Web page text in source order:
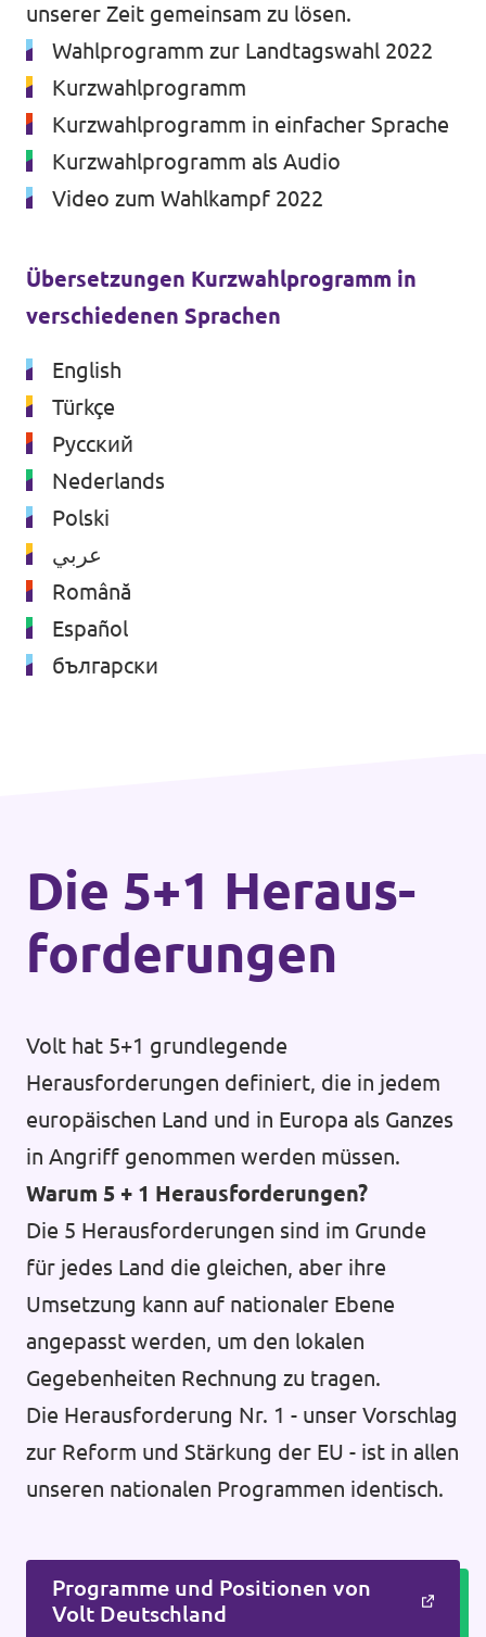
Presse
Transparenz
Jobs bei Volt
unserer Zeit gemeinsam zu lösen.
Wahlprogramm zur Landtagswahl 2022
Kurzwahlprogramm
Kurzwahlprogramm in einfacher Sprache
Kurzwahlprogramm als Audio
Video zum Wahlkampf 2022
Übersetzungen Kurzwahlprogramm in
verschiedenen Sprachen
English
Türkçe
Русский
Nederlands
Polski
عربي
Română
Español
български
Die 5+1 Heraus­
forderungen
Volt hat 5+1 grundlegende
Herausforderungen definiert, die in jedem
europäischen Land und in Europa als Ganzes
in Angriff genommen werden müssen.
Warum 5 + 1 Herausforderungen?
Die 5 Herausforderungen sind im Grunde
für jedes Land die gleichen, aber ihre
Umsetzung kann auf nationaler Ebene
angepasst werden, um den lokalen
Gegebenheiten Rechnung zu tragen.
Die Herausforderung Nr. 1 - unser Vorschlag
zur Reform und Stärkung der EU - ist in allen
unseren nationalen Programmen identisch.
Programme und Positionen von
Volt Deutschland